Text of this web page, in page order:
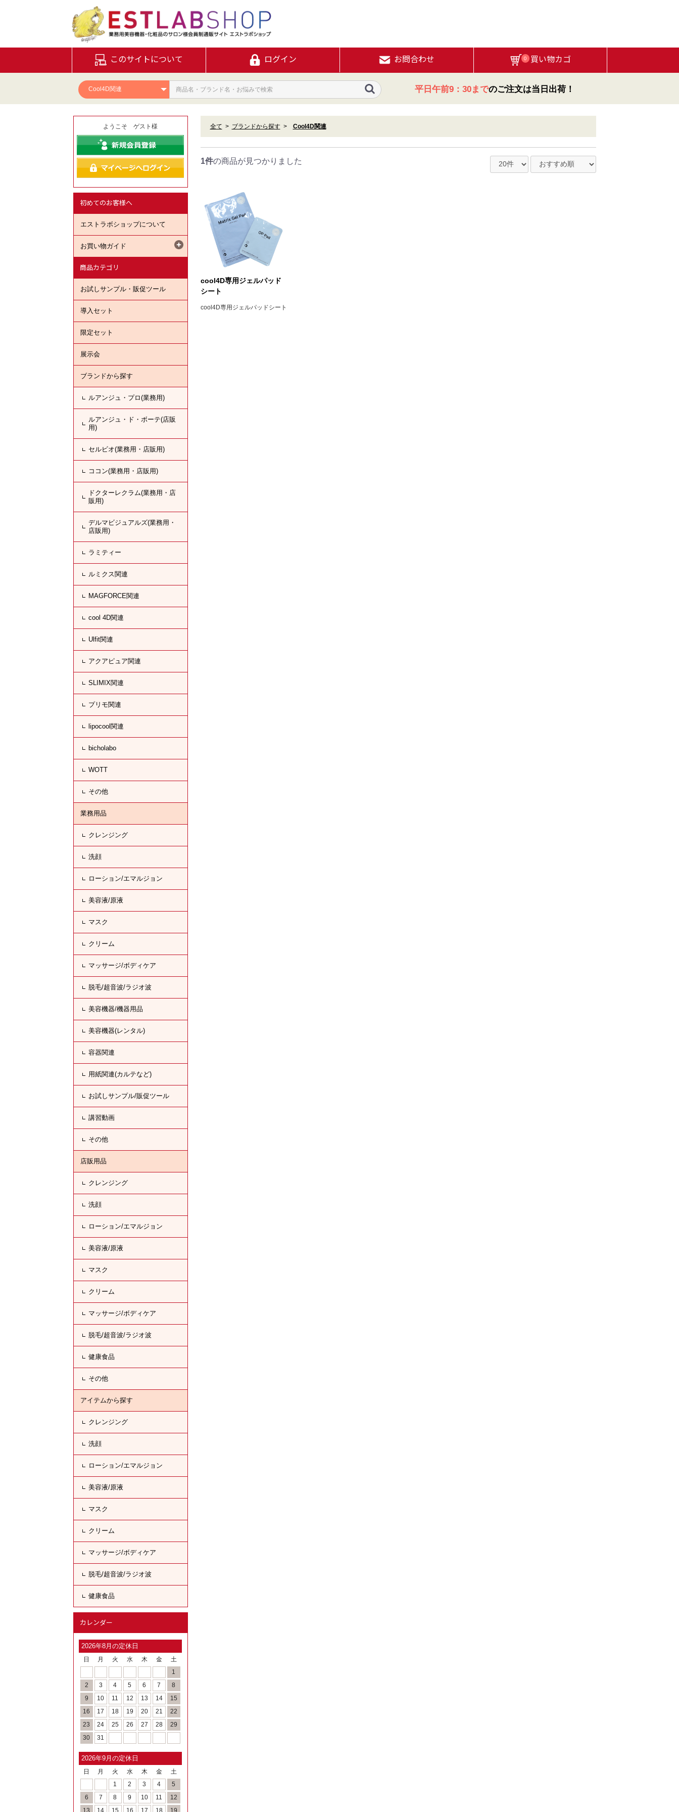
このサイトについて ログイン お問合わせ 0 買い物カゴ
平日午前9：30までのご注文は当日出荷！
ようこそ ゲスト様
初めてのお客様へ
エストラボショップについて
お買い物ガイド
商品カテゴリ
お試しサンプル・販促ツール
導入セット
限定セット
展示会
ブランドから探す
ルアンジュ・プロ(業務用)
ルアンジュ・ド・ボーテ(店販
用)
セルビオ(業務用・店販用)
ココン(業務用・店販用)
ドクターレクラム(業務用・店
販用)
デルマビジュアルズ(業務用・
店販用)
ラミティー
ルミクス関連
MAGFORCE関連
cool 4D関連
Ulfit関連
アクアピュア関連
SLIMIX関連
プリモ関連
lipocool関連
bicholabo
WOTT
その他
業務用品
クレンジング
洗顔
ローション/エマルジョン
美容液/原液
マスク
クリーム
マッサージ/ボディケア
脱毛/超音波/ラジオ波
美容機器/機器用品
美容機器(レンタル)
容器関連
用紙関連(カルテなど)
お試しサンプル/販促ツール
講習動画
その他
店販用品
クレンジング
洗顔
ローション/エマルジョン
美容液/原液
マスク
クリーム
マッサージ/ボディケア
脱毛/超音波/ラジオ波
健康食品
その他
アイテムから探す
クレンジング
洗顔
ローション/エマルジョン
美容液/原液
マスク
クリーム
マッサージ/ボディケア
脱毛/超音波/ラジオ波
健康食品
カレンダー
2026年8月の定休日
日 月 火 水 木 金
土
1
2
3 4 5 6 7
8
9
10 11 12 13 14
15
16
17 18 19 20 21
22
23
24 25 26 27 28
29
30
31
2026年9月の定休日
日 月 火 水 木 金
土
1
2 3 4
5
6
7 8 9 10 11
12
13
14 15 16 17 18 19
全て ブランドから探す Cool4D関連
1件の商品が見つかりました
cool4D専用ジェルパッド
シート
cool4D専用ジェルパッドシート